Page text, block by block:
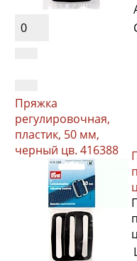
0
Пряжка
регулировочная,
пластик, 50 мм,
черный цв. 416388